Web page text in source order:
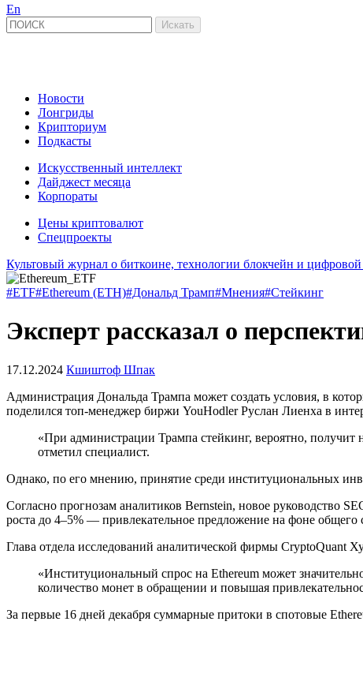
En
Новости
Лонгриды
Крипториум
Подкасты
Искусственный интеллект
Дайджест месяца
Корпораты
Цены криптовалют
Спецпроекты
Культовый журнал о биткоине, технологии блокчейн и
#ETF#Ethereum (ETH)#Дональд Трамп#Мнения#Стейкинг
Эксперт рассказал о
17.12.2024 Кшиштоф Шпак
Администрация Дональда Трампа может создать условия, в
поделился топ-менеджер биржи YouHodler Руслан Лиенха в
«При администрации Трампа стейкинг, вероятно,
отметил специалист.
Однако, по его мнению, принятие среди институциональных
Согласно прогнозам аналитиков Bernstein, новое руководство
роста до 4–5% — привлекательное предложение на фоне
Глава отдела исследований аналитической фирмы CryptoQuant
«Институциональный спрос на Ethereum может
количество монет в обращении и повышая
За первые 16 дней декабря суммарные притоки в спотовые